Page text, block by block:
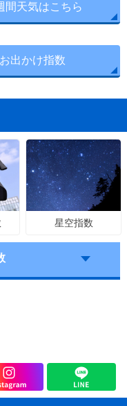
間天気はこちら
出かけ指数
星空指数